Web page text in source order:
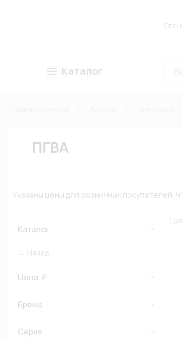
Каталог
ПГВА
Указаны цены для розничных
Каталог
← Назад
Цена, ₽
Бренд
Серия